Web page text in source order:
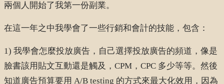
兩個人開始了我第一份副業。
在這一年之中我學會了一些行銷和會計的技能，包含：
1) 我學會怎麼投放廣告，自己選擇投放廣告的頻道，像是
臉書該用貼文互動還是觸及，CPM，CPC 多少等等。然後
知道廣告預算要用 A/B testing 的方式來最大化效用，因為